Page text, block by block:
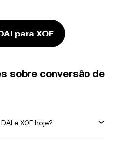
para XOF
sobre conversão de
e XOF hoje?